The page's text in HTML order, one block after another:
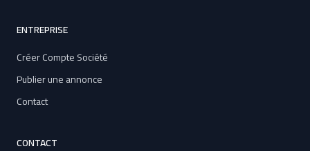
ENTREPRISE
Créer Compte Société
Publier une annonce
Contact
CONTACT